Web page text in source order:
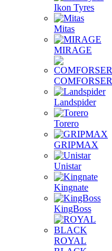
Ikon Tyres
Mitas
MIRAGE
COMFORSER
Landspider
Torero
GRIPMAX
Unistar
Kingnate
KingBoss
ROYAL